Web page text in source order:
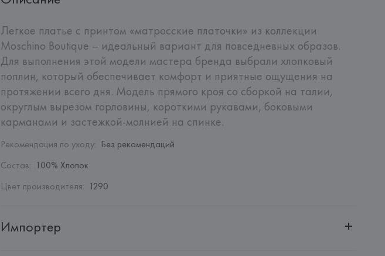
Легкое платье с принтом «матросские платочки» из коллекции
Moschino Boutique – идеальный вариант для повседневных образов.
Для выполнения этой модели мастера бренда выбрали хлопковый
поплин, который обеспечивает комфорт и приятные ощущения на
протяжении всего дня. Модель прямого кроя со сборкой на талии,
округлым вырезом горловины, короткими рукавами, боковыми
карманами и застежкой-молнией на спинке.
Рекомендация по уходу: Без рекомендаций
Состав: 100% Хлопок
Цвет производителя: 1290
Импортер